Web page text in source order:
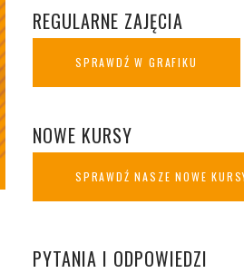
REGULARNE ZAJĘCIA
SPRAWDŹ W GRAFIKU
NOWE KURSY
SPRAWDŹ NASZE NOWE
PYTANIA I ODPOWIEDZI